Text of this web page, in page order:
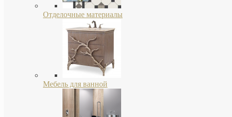
Отделочные материалы
Мебель для ванной